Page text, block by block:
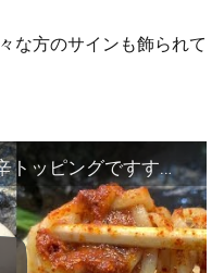
な方のサインも飾られて
豚骨濃厚家系ラーメンに激辛トッピングですする ひじり家【飯テロ】 SUSURU TV.第1415回